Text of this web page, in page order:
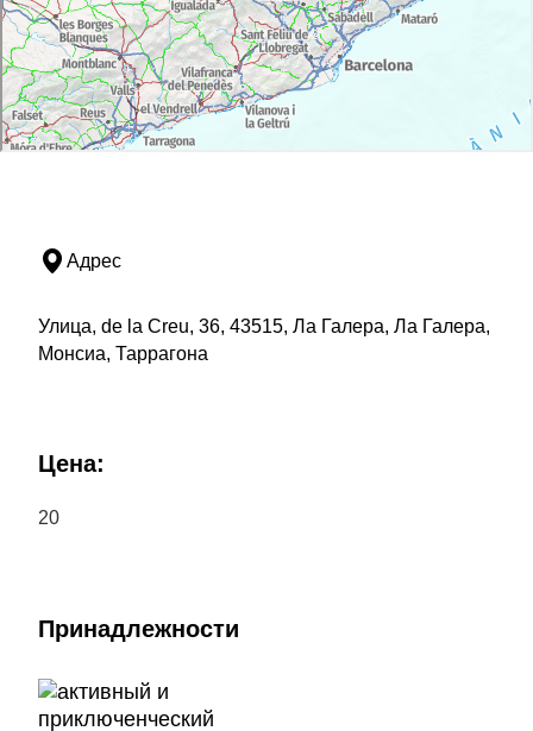
Адрес
Улица, de la Creu, 36, 43515, Ла Галера, Ла Галера,
Монсиа, Таррагона
Цена:
20
Принадлежности